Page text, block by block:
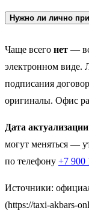
Нужно ли лично
Чаще всего нет —
электронном виде.
подписания
оригиналы. Офис
Дата
могут меняться —
по телефону +7 900
Источники:
(https://taxi-akbars-